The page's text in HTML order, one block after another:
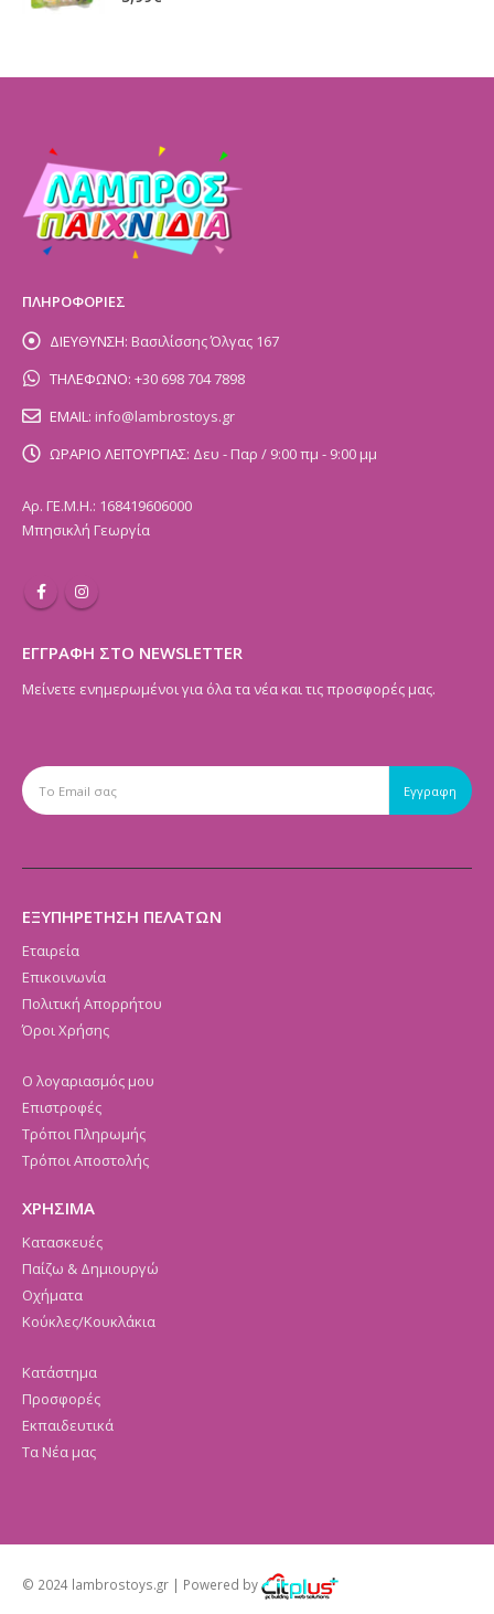
ΠΛΗΡΟΦΟΡΙΕΣ
ΔΙΕΥΘΥΝΣΗ: Βασιλίσσης Όλγας 167
ΤΗΛΕΦΩΝΟ: +30 698 704 7898
EMAIL: info@lambrostoys.gr
ΩΡΑΡΙΟ ΛΕΙΤΟΥΡΓΙΑΣ: Δευ - Παρ / 9:00 πμ - 9:00 μμ
Αρ. ΓΕ.Μ.Η.: 168419606000
Μπησικλή Γεωργία
ΕΓΓΡΑΦΗ ΣΤΟ NEWSLETTER
Μείνετε ενημερωμένοι για όλα τα νέα και τις προσφορές μας.
ΕΞΥΠΗΡΕΤΗΣΗ ΠΕΛΑΤΩΝ
Εταιρεία
Επικοινωνία
Πολιτική Απορρήτου
Όροι Χρήσης
Ο λογαριασμός μου
Επιστροφές
Τρόποι Πληρωμής
Τρόποι Αποστολής
ΧΡΗΣΙΜΑ
Κατασκευές
Παίζω & Δημιουργώ
Οχήματα
Κούκλες/Κουκλάκια
Κατάστημα
Προσφορές
Εκπαιδευτικά
Τα Νέα μας
© 2024 lambrostoys.gr | Powered by